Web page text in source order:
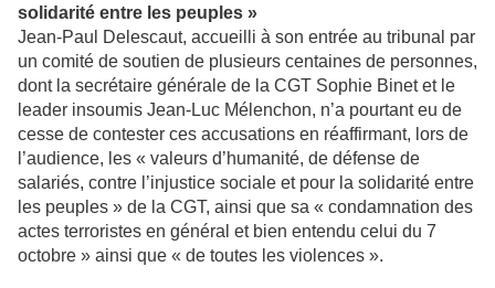
solidarité entre les peuples »
Jean-Paul Delescaut, accueilli à son entrée au tribunal par
un comité de soutien de plusieurs centaines de personnes,
dont la secrétaire générale de la CGT Sophie Binet et le
leader insoumis Jean-Luc Mélenchon, n’a pourtant eu de
cesse de contester ces accusations en réaffirmant, lors de
l’audience, les « valeurs d’humanité, de défense de
salariés, contre l’injustice sociale et pour la solidarité entre
les peuples » de la CGT, ainsi que sa « condamnation des
actes terroristes en général et bien entendu celui du 7
octobre » ainsi que « de toutes les violences ».